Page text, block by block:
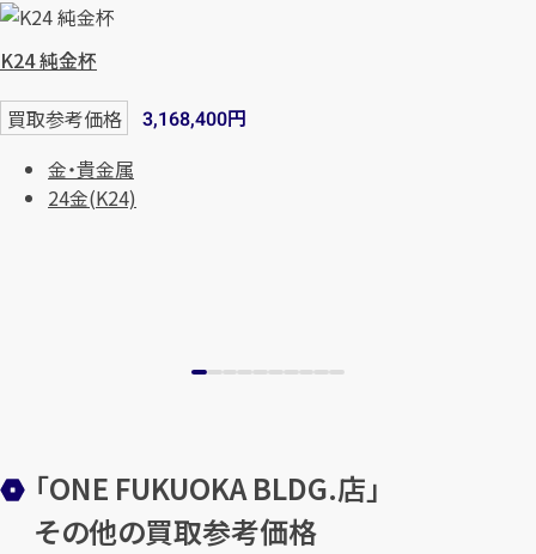
最短1分！今すぐ査定金額をお伝えいた
します
K24 純金杯
買取参考価格 3,168,400円
金・貴金属
24金(K24)
「ONE FUKUOKA BLDG.店」
その他の買取参考価格